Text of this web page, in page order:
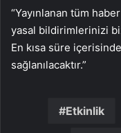
“Yayınlanan tüm
yasal bildirimlerinizi
En kısa süre
sağlanılacaktır.”
Etkinlik